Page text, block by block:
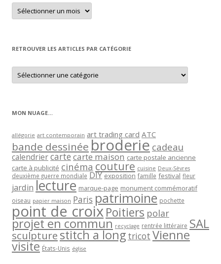
Retrouver
un
article
RETROUVER LES ARTICLES PAR CATÉGORIE
Retrouver
les
articles
MON NUAGE…
allégorie art contemporain art trading card ATC
bande dessinée broderie cadeau
calendriercartecarte maison carte postale ancienne
carte à publicité cinéma couture cuisine Deux-Sèvres
deuxième guerre mondiale DIY exposition famille festival fleur
jardin lecture marque-page monument commémoratif
oiseau papier maison Paris patrimoine pochette
point de croixPoitiers polar
projet en commun recyclage rentrée littéraire SAL
sculpturestitch a long tricot Vienne
visite États-Unis église